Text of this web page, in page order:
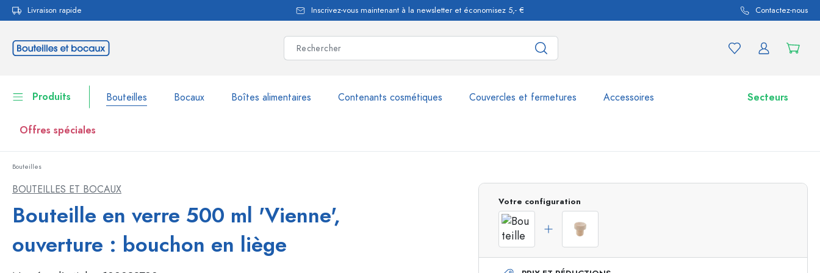
Passer à la navigation principale
Livraison rapide Inscrivez-vous maintenant à la newsletter et économisez 5,- € Contactez-nous
Produits Bouteilles Bocaux Boîtes alimentaires Contenants cosmétiques Couvercles et fermetures Accessoires Secteurs
Offres spéciales
Bocaux
Bouteilles par marque
Bouteilles Estal
Bocaux
Bouteilles
BOUTEILLES ET BOCAUX
Bouteille en verre 500 ml 'Vienne',
ouverture : bouchon en liège
Votre configuration